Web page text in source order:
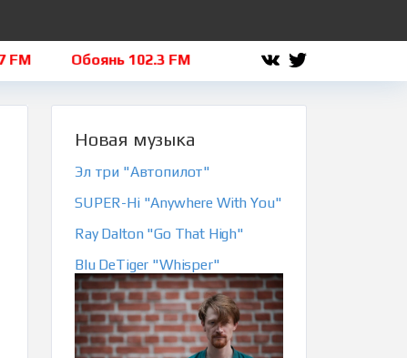
Обоянь 102.3 FM Льгов 101.8 FM
Новая музыка
Эл три "Автопилот"
SUPER-Hi "Anywhere With You"
Ray Dalton "Go That High"
Blu DeTiger "Whisper"